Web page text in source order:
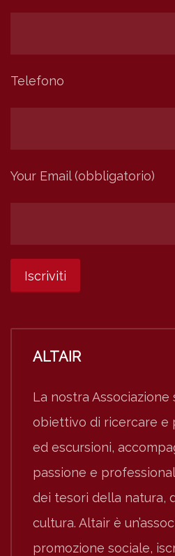
Telefono
Your Email (obbligatorio)
ALTAIR
La nostra Associazione
obiettivo di ricercare e
ed escursioni,
passione e
dei tesori della natura,
cultura. Altair è
promozione sociale,